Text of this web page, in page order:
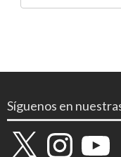
Síguenos en
X InstagramYouTube